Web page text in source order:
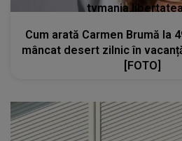
Cum arată Carmen Brumă la
mâncat desert zilnic în
[FOTO]